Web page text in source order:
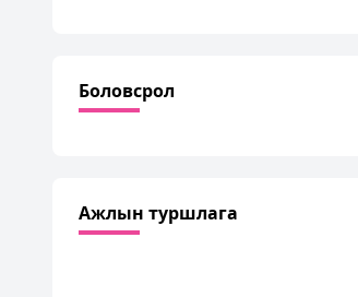
Боловсрол
Ажлын туршлага